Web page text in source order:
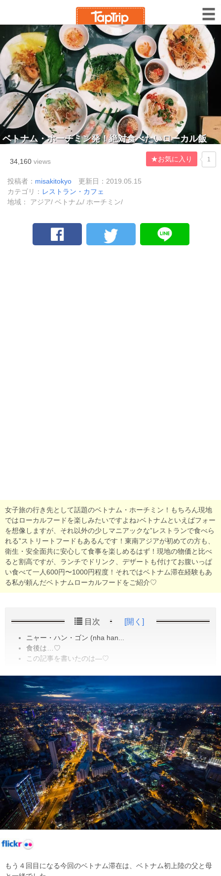
ベトナム・ホーチミン発！絶対食べたいローカル飯
34,160 views ★お気に入り 1
投稿者： misakitokyo
更新日：2019.05.15
カテゴリ： レストラン・カフェ
地域： アジア/ ベトナム/ ホーチミン/
女子旅の行き先として話題のベトナム・ホーチミン！もちろん現地
ではローカルフードを楽しみたいですよね♪ベトナムといえばフォー
を想像しますが、それ以外の少しマニアックな”レストランで食べら
れる”ストリートフードもあるんです！東南アジアが初めての方も、
衛生・安全面共に安心して食事を楽しめるはず！現地の物価と比べ
ると割高ですが、ランチでドリンク、デザートも付けてお腹いっぱ
い食べて一人600円〜1000円程度！それではベトナム滞在経験もあ
る私が頼んだベトナムローカルフードをご紹介♡
目次 [開く]
ニャー・ハン・ゴン (nha han...
食後は…♡
この記事を書いたのは―♡
もう４回目になる今回のベトナム滞在は、ベトナム初上陸の父と母